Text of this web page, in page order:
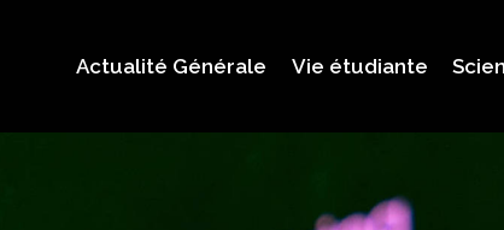
Actualité Générale Vie étudiante